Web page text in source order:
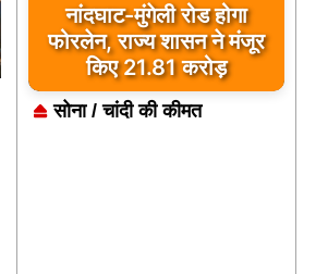
नांदघाट-मुंगेली रोड होगा
फोरलेन, राज्य शासन ने मंजूर
किए 21.81 करोड़
सोना / चांदी की कीमत